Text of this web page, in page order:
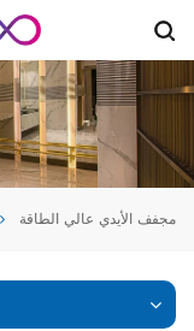
مجفف الأيدي عالي الطاقة